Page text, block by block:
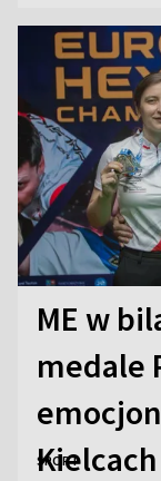
ME w
medale
Kielcach
SPORT